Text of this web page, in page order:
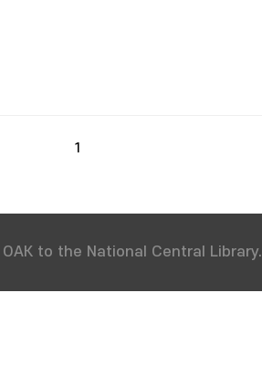
1
to the National Central Library.